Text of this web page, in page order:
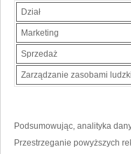
Dział
Marketing
Sprzedaż
Zarządzanie zasobami
Podsumowując, analityka
Przestrzeganie powyższych